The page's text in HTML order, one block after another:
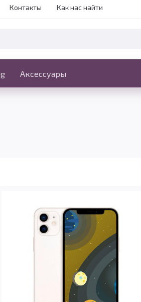
Контакты Как нас найти
Аксессуары